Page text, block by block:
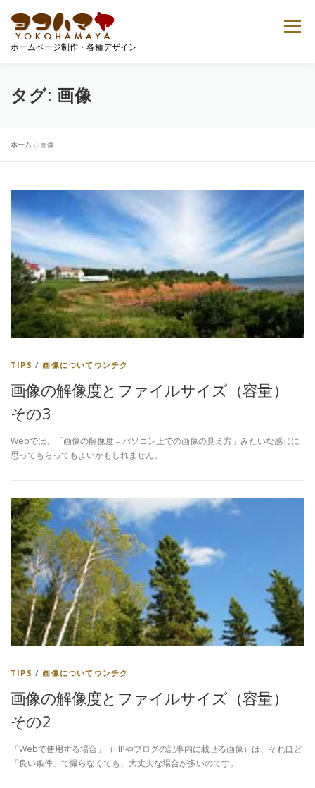
ツ
ホームページ制作・各種デザイン
メニュー
ご案内 プロフィール
Tシャツデザイン
タグ: 画像
ホーム »画像
TIPS /画像についてウンチク
画像の解像度とファイルサイズ（容量）
その3
Webでは、「画像の解像度＝パソコン上での画像の見え方」みたいな感じに
思ってもらってもよいかもしれません。
TIPS /画像についてウンチク
画像の解像度とファイルサイズ（容量）
その2
「Webで使用する場合」（HPやブログの記事内に載せる画像）は、それほど
「良い条件」で撮らなくても、大丈夫な場合が多いのです。